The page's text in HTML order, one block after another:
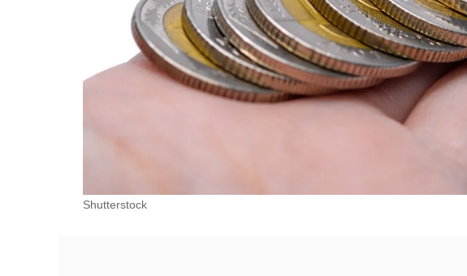
Shutterstock